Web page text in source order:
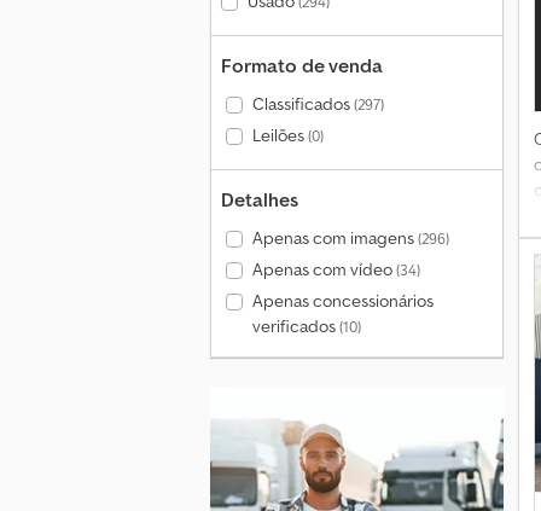
Formato de venda
Classificados(297)
Leilões(0)
Detalhes
Apenas com imagens(296)
Apenas com vídeo(34)
Apenas concessionários
verificados(10)